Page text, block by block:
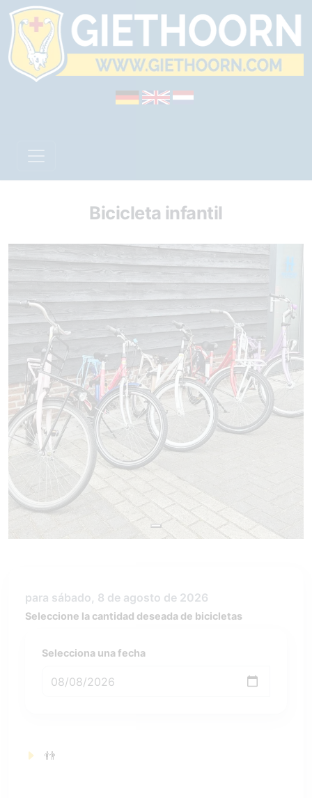
Bicicleta infantil
para sábado, 8 de agosto de 2026
Seleccione la cantidad deseada de bicicletas
Selecciona una fecha
👬